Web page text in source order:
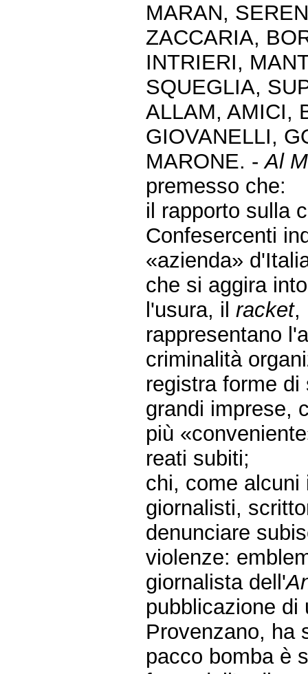
MARAN,
ZACCARIA,
INTRIERI,
SQUEGLIA,
ALLAM, AMICI,
GIOVANELLI,
MARONE. -Al
premesso che:
il rapporto sulla
Confesercenti
«azienda»
che si aggira
l'usura, ilracket,
rappresentano
criminalità
registra forme
grandi imprese,
più
reati subiti;
chi, come alcuni
giornalisti,
denunciare
violenze:
giornalista dell'
pubblicazione
Provenzano, ha
pacco bomba è